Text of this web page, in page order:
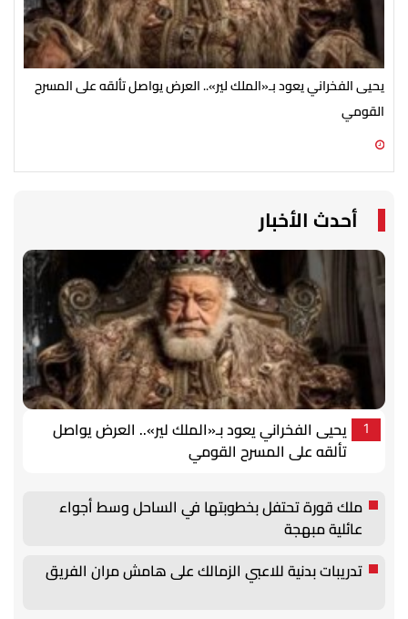
يحيى الفخراني يعود بـ«الملك لير».. العرض يواصل تألقه على المسرح
القومي
أحدث الأخبار
1
يحيى الفخراني يعود بـ«الملك لير».. العرض يواصل
تألقه على المسرح القومي
ملك قورة تحتفل بخطوبتها في الساحل وسط أجواء
عائلية مبهجة
تدريبات بدنية للاعبي الزمالك على هامش مران الفريق